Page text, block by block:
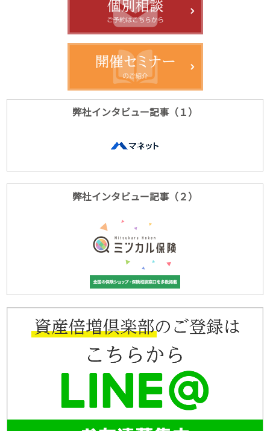
弊社インタビュー記事（１）
弊社インタビュー記事（２）